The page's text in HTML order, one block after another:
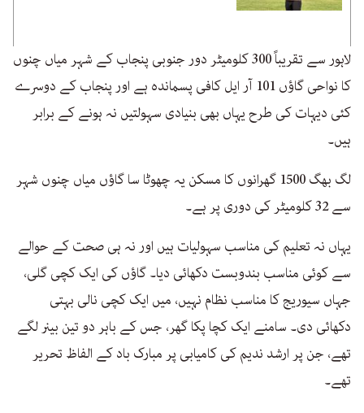
لاہور سے تقریباً 300 کلومیٹر دور جنوبی پنجاب کے شہر میاں چنوں
کا نواحی گاؤں 101 آر ایل کافی پسماندہ ہے اور پنجاب کے دوسرے
کئی دیہات کی طرح یہاں بھی بنیادی سہولتیں نہ ہونے کے برابر
ہیں۔
لگ بھگ 1500 گھرانوں کا مسکن یہ چھوٹا سا گاؤں میاں چنوں شہر
سے 32 کلومیٹر کی دوری پر ہے۔
یہاں نہ تعلیم کی مناسب سہولیات ہیں اور نہ ہی صحت کے حوالے
سے کوئی مناسب بندوبست دکھائی دیا۔ گاؤں کی ایک کچی گلی،
جہاں سیوریج کا مناسب نظام نہیں، میں ایک کچی نالی بہتی
دکھائی دی۔ سامنے ایک کچا پکا گھر، جس کے باہر دو تین بینر لگے
تھے، جن پر ارشد ندیم کی کامیابی پر مبارک باد کے الفاظ تحریر
تھے۔